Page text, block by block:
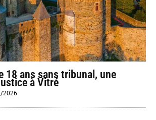
18 ans sans tribunal, une
à Vitré
2026